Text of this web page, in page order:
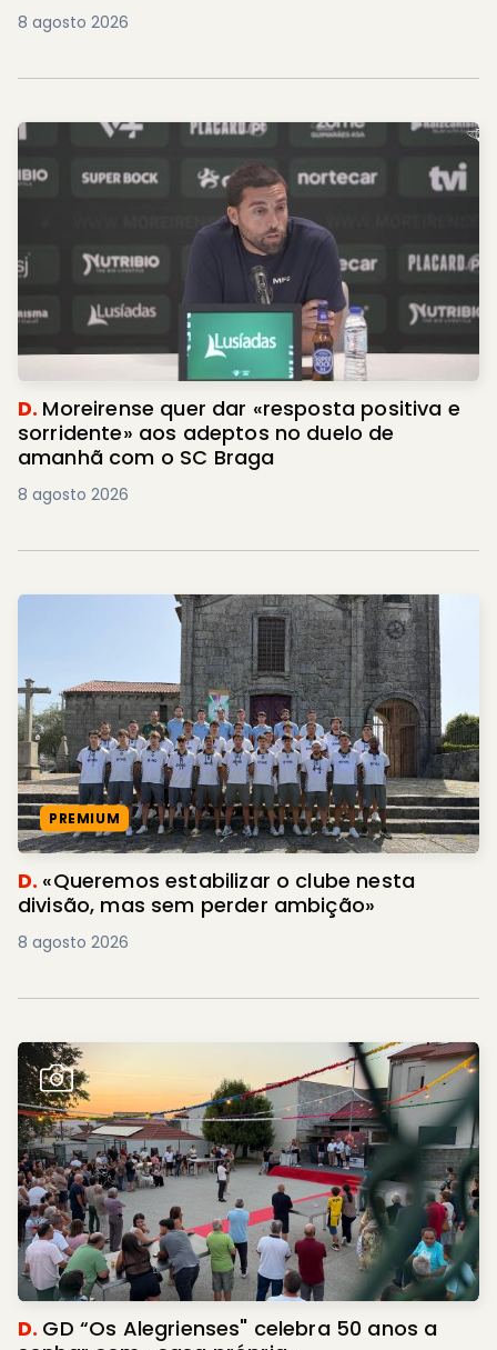
8 agosto 2026
D. Moreirense quer dar «resposta positiva e
sorridente» aos adeptos no duelo de
amanhã com o SC Braga
8 agosto 2026
PREMIUM
D. «Queremos estabilizar o clube nesta
divisão, mas sem perder ambição»
8 agosto 2026
D. GD “Os Alegrienses" celebra 50 anos a